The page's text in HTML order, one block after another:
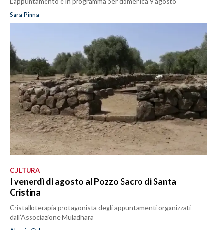
Sara Pinna
CULTURA
I venerdì di agosto al Pozzo Sacro di Santa
Cristina
Cristalloterapia protagonista degli appuntamenti organizzati
dall’Associazione Muladhara